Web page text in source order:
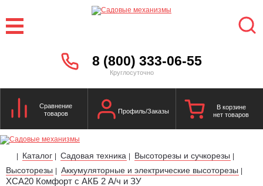
8 (800) 333-06-55
Круглосуточно
Сравнение
товаров
Профиль/Заказы
В корзине
нет товаров
| Каталог | Садовая техника | Высоторезы и сучкорезы |
Высоторезы | Аккумуляторные и электрические высоторезы |
XСA20 Комфорт с АКБ 2 А/ч и ЗУ